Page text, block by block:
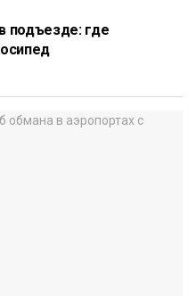
подъезде: где